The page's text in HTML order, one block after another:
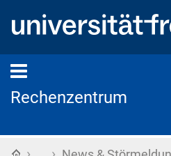
Rechenzentrum